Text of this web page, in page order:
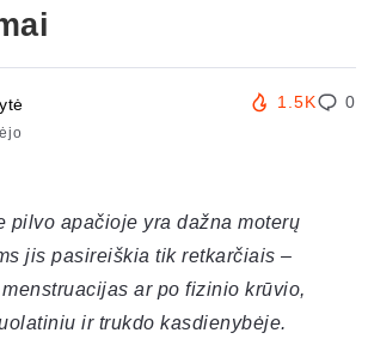
1.5K 0
pilvo apačioje yra dažna moterų
jis pasireiškia tik retkarčiais –
ar po fizinio krūvio,
ir trukdo kasdienybėje.